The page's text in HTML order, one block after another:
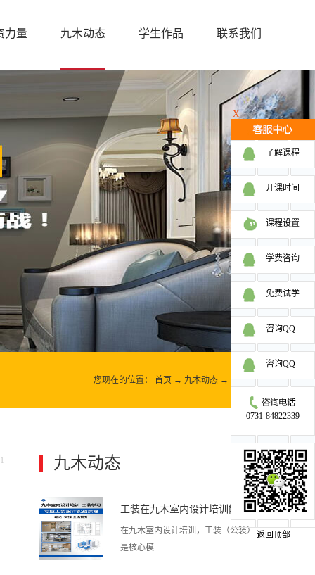
力量 九木动态 学生作品 联系我们
您现在的位置： 首页 → 九木动态 → 九木动态
九木动态 更多>>
工装在九木室内设计培训能学到东西吗?
在九木室内设计培训，工装（公装）
是核心模...
X
了解课程
开课时间
课程设置
学费咨询
免费试学
咨询QQ
咨询QQ
0731-84822339
返回顶部